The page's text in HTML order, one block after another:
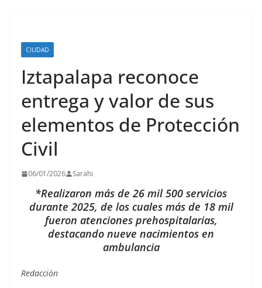
CIUDAD
Iztapalapa reconoce
entrega y valor de sus
elementos de Protección
Civil
06/01/2026 Sarahi
*Realizaron más de 26 mil 500 servicios
durante 2025, de los cuales más de 18 mil
fueron atenciones prehospitalarias,
destacando nueve nacimientos en
ambulancia
Redacción